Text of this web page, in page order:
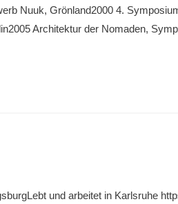
Nuuk, Grönland2000 4.
Architektur der Nomaden,
und arbeitet in Karlsruhe